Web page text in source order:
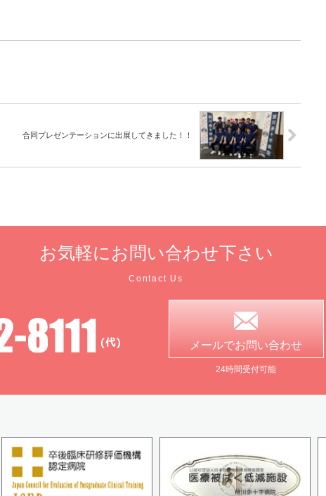
合同プレゼンテーションに出展してきました！！
お気軽に お問い合わせ下さい
Contact Us
メールでお問い合わせ
24時間受付可能